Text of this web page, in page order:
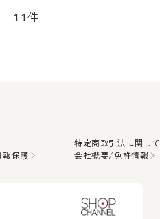
11件
特定商取引法に関して
報保護
会社概要/免許情報